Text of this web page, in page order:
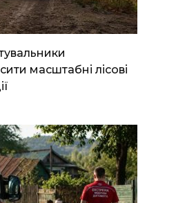
масштабні лісові